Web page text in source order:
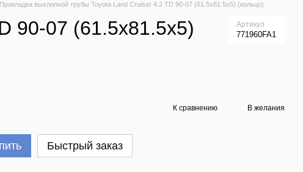
Прокладка выхлопной трубы Toyota Land Cruiser 4.2 TD 90-07 (61.5x81.5x5) (кольцо)
90-07 (61.5x81.5x5)
Артикул
771960FA1
К сравнению В желания
Быстрый заказ